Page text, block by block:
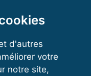
d'autres
votre
notre site,